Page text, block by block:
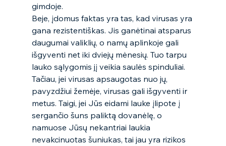
gimdoje.
Beje, įdomus faktas yra tas, kad virusas yra
gana rezistentiškas. Jis ganėtinai atsparus
daugumai valiklių, o namų aplinkoje gali
išgyventi net iki dviejų mėnesių. Tuo tarpu
lauko sąlygomis jį veikia saulės spinduliai.
Tačiau, jei virusas apsaugotas nuo jų,
pavyzdžiui žemėje, virusas gali išgyventi ir
metus. Taigi, jei Jūs eidami lauke įlipote į
sergančio šuns paliktą dovanėlę, o
namuose Jūsų nekantriai laukia
nevakcinuotas šuniukas, tai jau yra rizikos